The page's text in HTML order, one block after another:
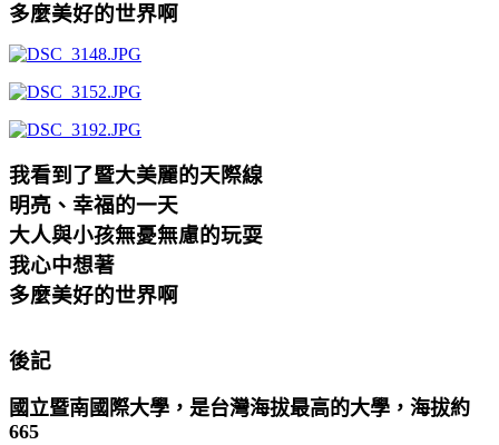
多麼美好的世界啊
我看到了暨大美麗的天際線
明亮、幸福的一天
大人與小孩無憂無慮的玩耍
我心中想著
多麼美好的世界啊
後記
國立暨南國際大學，是台灣海拔最高的大學，海拔約
665